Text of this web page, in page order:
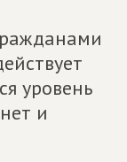
уровень
и